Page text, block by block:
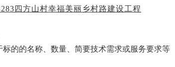
四方山村幸福美丽乡村路建设工程
标的的名称、数量、简要技术需求或服务要求等